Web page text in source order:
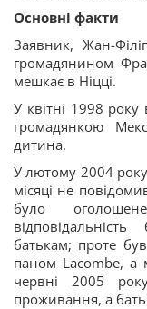
Основні факти
Заявник, Жан-
громадянином
мешкає в Ніцці.
У квітні 1998
громадянкою
дитина.
У лютому 2004
місяці не
було
батькам; проте
паном Lacombе, а
червні 2005
проживання, а